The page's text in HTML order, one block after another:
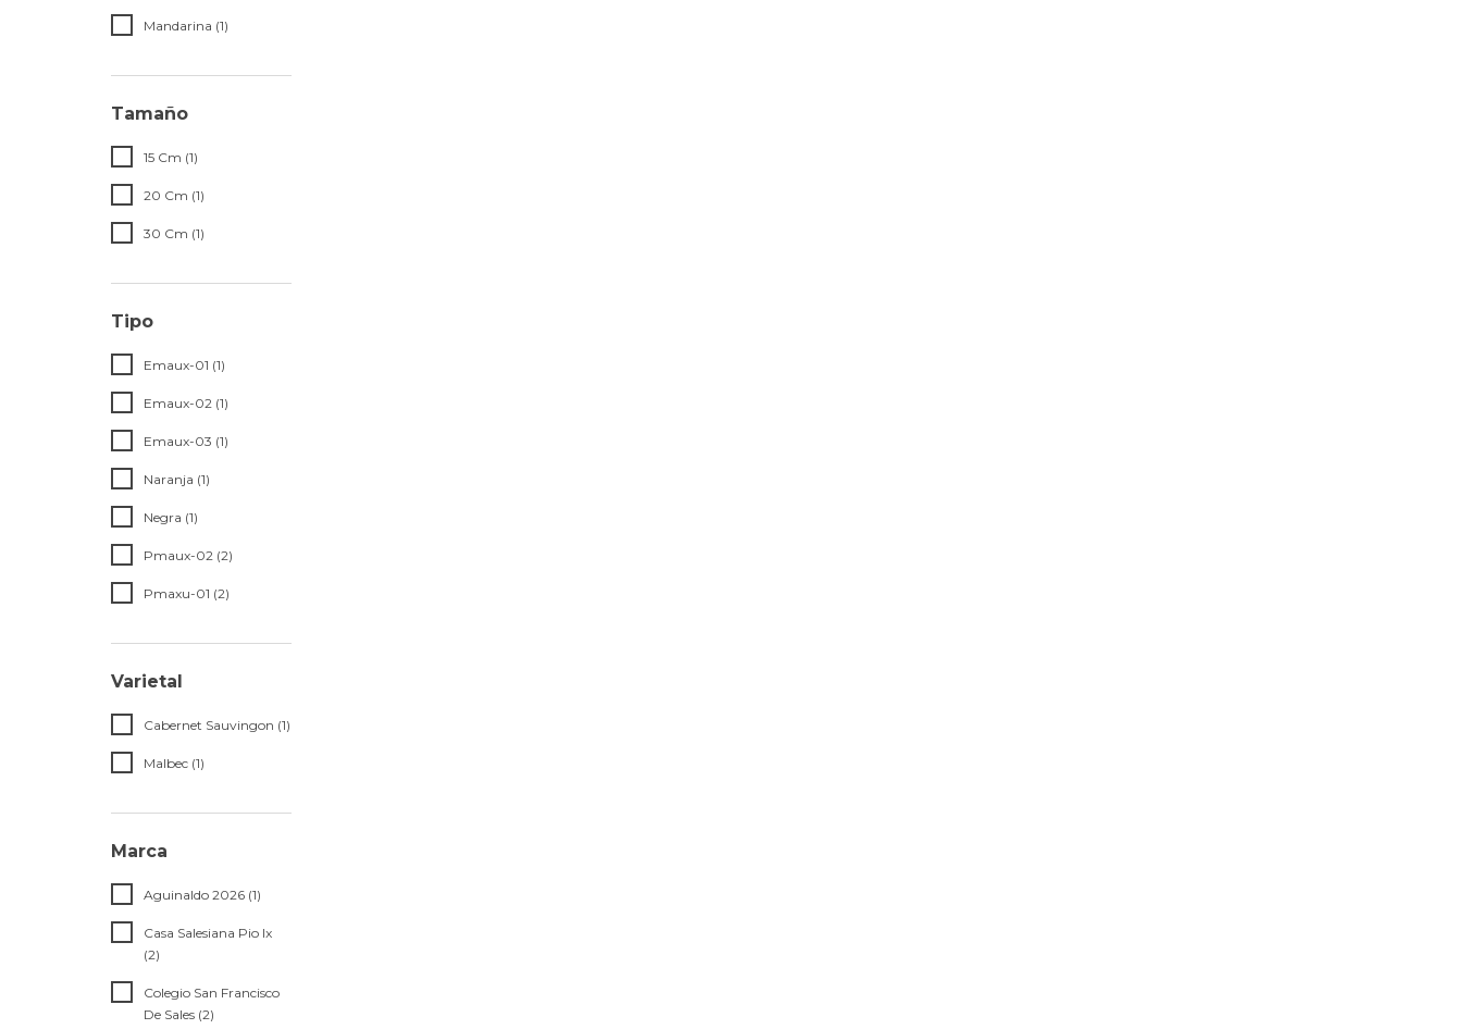
Mandarina (1)
Tamaño
15 Cm (1)
20 Cm (1)
30 Cm (1)
Tipo
Emaux-01 (1)
Emaux-02 (1)
Emaux-03 (1)
Naranja (1)
Negra (1)
Pmaux-02 (2)
Pmaxu-01 (2)
Varietal
Cabernet Sauvingon (1)
Malbec (1)
Marca
Aguinaldo 2026 (1)
Casa Salesiana Pio Ix
(2)
Colegio San Francisco
De Sales (2)